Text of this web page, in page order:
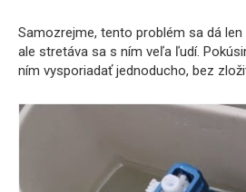
Samozrejme, tento problém sa dá
ale stretáva sa s ním veľa ľudí.
ním vysporiadať jednoducho, bez